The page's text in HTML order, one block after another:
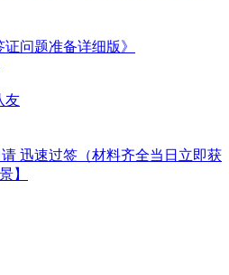
问题准备详细版》
友
请 迅速过签（材料齐全当日立即获
】